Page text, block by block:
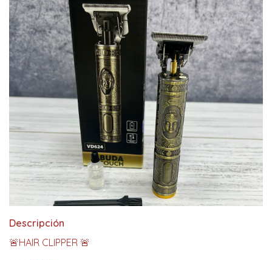
Descripción
🚨HAIR CLIPPER 🚨